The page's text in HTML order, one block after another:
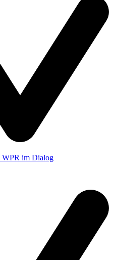
WPR im Dialog